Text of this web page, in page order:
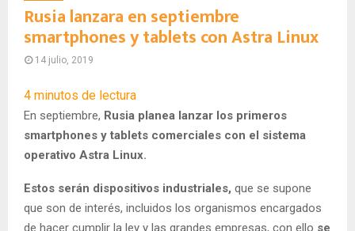
Rusia lanzara en septiembre
smartphones y tablets con Astra Linux
14 julio, 2019
4 minutos de lectura
En septiembre, Rusia planea lanzar los primeros
smartphones y tablets comerciales con el sistema
operativo Astra Linux.
Estos serán dispositivos industriales, que se supone
que son de interés, incluidos los organismos encargados
de hacer cumplir la ley y las grandes empresas, con ello se